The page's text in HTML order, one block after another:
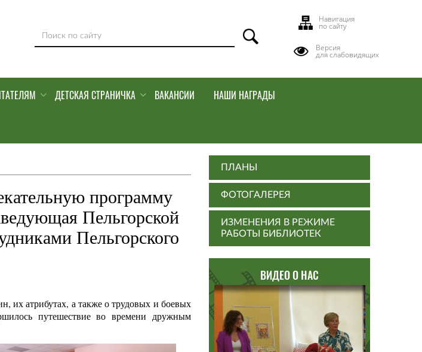
Навигация
по сайту
Версия
для слабовидящих
ДЕТСКАЯ СТРАНИЧКА ВАКАНСИИ НАШИ НАГРАДЫ
программу
Пельгорской
Пельгорского
их атрибутах, а также о трудовых и боевых
путешествие во времени дружным
ПЛАНЫ
ФОТОГАЛЕРЕЯ
ИЗМЕНЕНИЯ В РЕЖИМЕ
РАБОТЫ БИБЛИОТЕК
ВИДЕО О НАС